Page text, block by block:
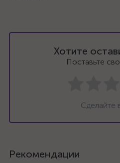
Хотите
Поставьте
Сделайте
Рекомендации